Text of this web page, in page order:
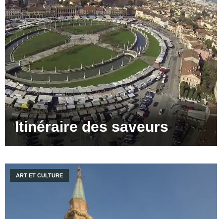
Itinéraire des saveurs
ART ET CULTURE